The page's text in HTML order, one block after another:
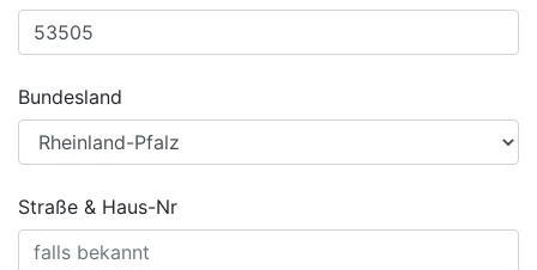
Bundesland
Straße & Haus-Nr